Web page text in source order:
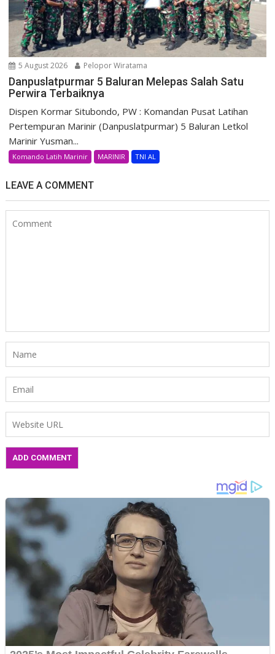
5 August 2026 Pelopor Wiratama
Danpuslatpurmar 5 Baluran Melepas Salah Satu
Perwira Terbaiknya
Dispen Kormar Situbondo, PW : Komandan Pusat Latihan
Pertempuran Marinir (Danpuslatpurmar) 5 Baluran Letkol
Marinir Yusman...
Komando Latih Marinir MARINIR TNI AL
LEAVE A COMMENT